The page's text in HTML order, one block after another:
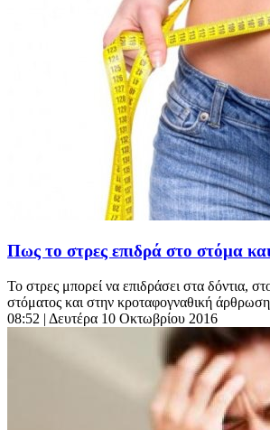
Πως το στρες επιδρά στο στόμα
Το στρες μπορεί να επιδράσει στα δόντια,
στόματος και στην κροταφογναθική
08:52 | Δευτέρα 10 Οκτωβρίου 2016